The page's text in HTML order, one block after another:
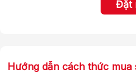
Đặt
Hướng dẫn cách thức mua